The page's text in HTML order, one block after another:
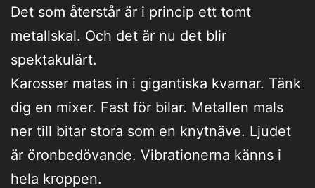
Det som återstår är i princip ett tomt
metallskal. Och det är nu det blir
spektakulärt.
Karosser matas in i gigantiska kvarnar. Tänk
dig en mixer. Fast för bilar. Metallen mals
ner till bitar stora som en knytnäve. Ljudet
är öronbedövande. Vibrationerna känns i
hela kroppen.